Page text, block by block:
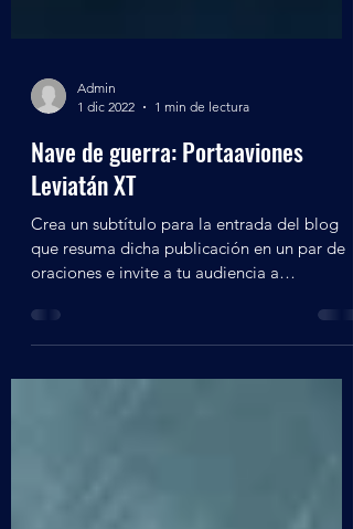
Admin
1 dic 2022
1 min de lectura
Nave de guerra: Portaaviones
Leviatán XT
Crea un subtítulo para la entrada del blog
oraciones e invite a tu audiencia a
continuar...